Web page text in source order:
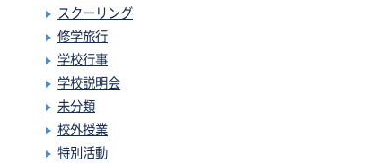
スクーリング
修学旅行
学校行事
学校説明会
未分類
校外授業
特別活動